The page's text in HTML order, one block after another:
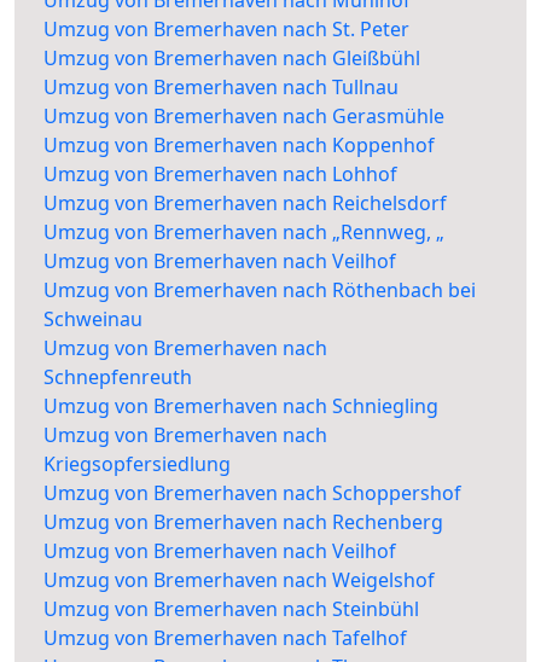
Umzug von Bremerhaven nach St. Peter
Umzug von Bremerhaven nach Gleißbühl
Umzug von Bremerhaven nach Tullnau
Umzug von Bremerhaven nach Gerasmühle
Umzug von Bremerhaven nach Koppenhof
Umzug von Bremerhaven nach Lohhof
Umzug von Bremerhaven nach Reichelsdorf
Umzug von Bremerhaven nach „Rennweg, „
Umzug von Bremerhaven nach Veilhof
Umzug von Bremerhaven nach Röthenbach bei
Schweinau
Umzug von Bremerhaven nach
Schnepfenreuth
Umzug von Bremerhaven nach Schniegling
Umzug von Bremerhaven nach
Kriegsopfersiedlung
Umzug von Bremerhaven nach Schoppershof
Umzug von Bremerhaven nach Rechenberg
Umzug von Bremerhaven nach Veilhof
Umzug von Bremerhaven nach Weigelshof
Umzug von Bremerhaven nach Steinbühl
Umzug von Bremerhaven nach Tafelhof